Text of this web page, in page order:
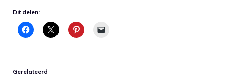
Dit delen:
Gerelateerd